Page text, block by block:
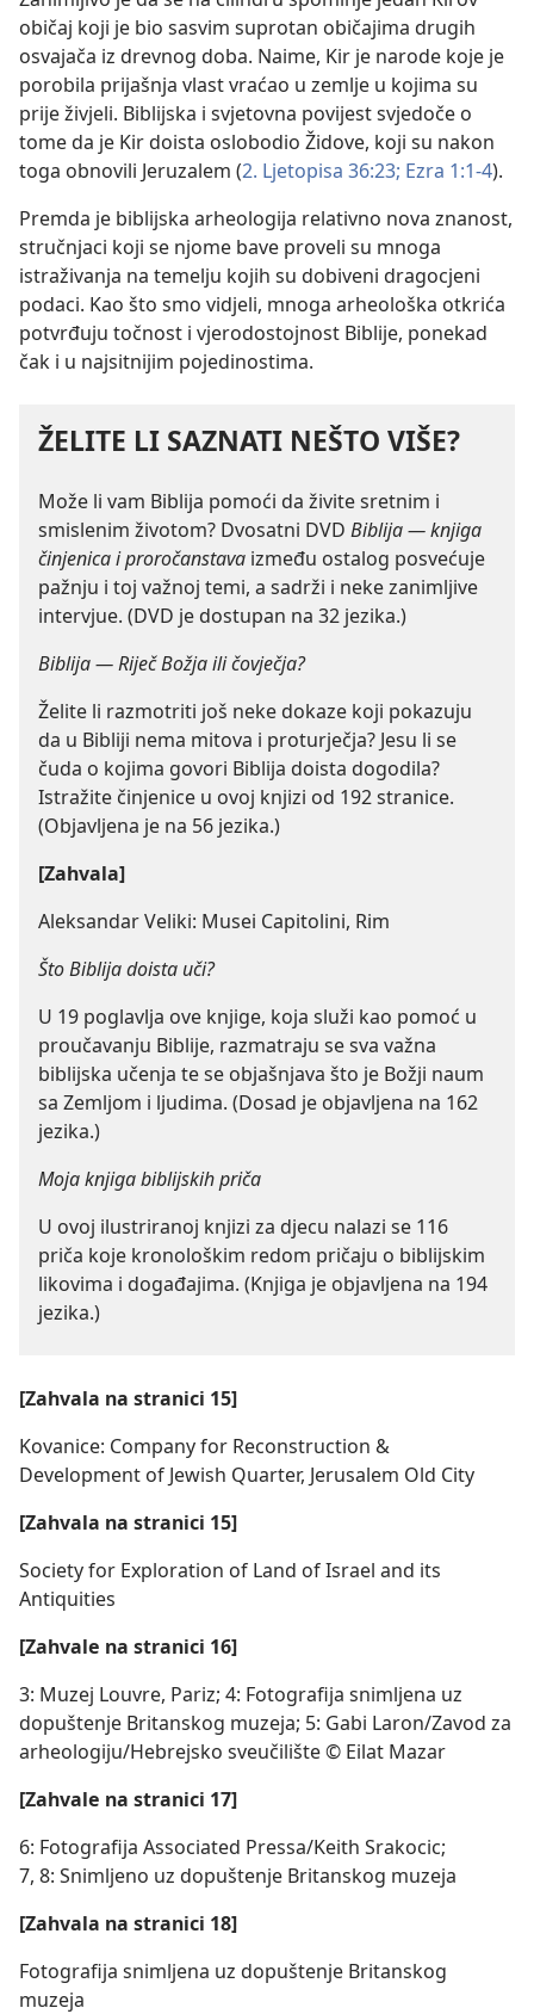
običaj koji je bio sasvim suprotan običajima drugih
osvajača iz drevnog doba. Naime, Kir je narode koje je
porobila prijašnja vlast vraćao u zemlje u kojima su
prije živjeli. Biblijska i svjetovna povijest svjedoče o
tome da je Kir doista oslobodio Židove, koji su nakon
toga obnovili Jeruzalem (2. Ljetopisa 36:23; Ezra 1:1-4).
Premda je biblijska arheologija relativno nova znanost,
stručnjaci koji se njome bave proveli su mnoga
istraživanja na temelju kojih su dobiveni dragocjeni
podaci. Kao što smo vidjeli, mnoga arheološka otkrića
potvrđuju točnost i vjerodostojnost Biblije, ponekad
čak i u najsitnijim pojedinostima.
ŽELITE LI SAZNATI NEŠTO VIŠE?
Može li vam Biblija pomoći da živite sretnim i
smislenim životom? Dvosatni DVD Biblija — knjiga
činjenica i proročanstava između ostalog posvećuje
pažnju i toj važnoj temi, a sadrži i neke zanimljive
intervjue. (DVD je dostupan na 32 jezika.)
Biblija — Riječ Božja ili čovječja?
Želite li razmotriti još neke dokaze koji pokazuju
da u Bibliji nema mitova i proturječja? Jesu li se
čuda o kojima govori Biblija doista dogodila?
Istražite činjenice u ovoj knjizi od 192 stranice.
(Objavljena je na 56 jezika.)
[Zahvala]
Aleksandar Veliki: Musei Capitolini, Rim
Što Biblija doista uči?
U 19 poglavlja ove knjige, koja služi kao pomoć u
proučavanju Biblije, razmatraju se sva važna
biblijska učenja te se objašnjava što je Božji naum
sa Zemljom i ljudima. (Dosad je objavljena na 162
jezika.)
Moja knjiga biblijskih priča
U ovoj ilustriranoj knjizi za djecu nalazi se 116
priča koje kronološkim redom pričaju o biblijskim
likovima i događajima. (Knjiga je objavljena na 194
jezika.)
[Zahvala na stranici 15]
Kovanice: Company for Reconstruction &
Development of Jewish Quarter, Jerusalem Old City
[Zahvala na stranici 15]
Society for Exploration of Land of Israel and its
Antiquities
[Zahvale na stranici 16]
3: Muzej Louvre, Pariz; 4: Fotografija snimljena uz
dopuštenje Britanskog muzeja; 5: Gabi Laron/Zavod za
arheologiju/Hebrejsko sveučilište © Eilat Mazar
[Zahvale na stranici 17]
6: Fotografija Associated Pressa/Keith Srakocic;
7, 8: Snimljeno uz dopuštenje Britanskog muzeja
[Zahvala na stranici 18]
Fotografija snimljena uz dopuštenje Britanskog
muzeja